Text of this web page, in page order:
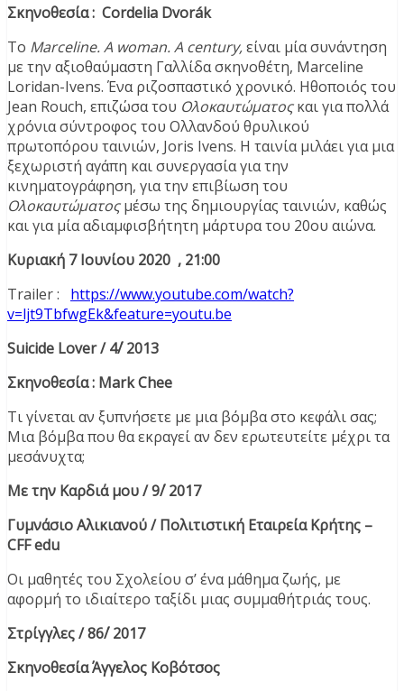
Σκηνοθεσία : Cordelia Dvorák
Το Marceline.A woman. A century,είναι μία συνάντηση
με την αξιοθαύμαστη Γαλλίδα σκηνοθέτη, Marceline
Loridan-Ivens. Ένα ριζοσπαστικό χρονικό. Ηθοποιός του
Jean Rouch, επιζώσα του Ολοκαυτώματοςκαι για πολλά
χρόνια σύντροφος του Ολλανδού θρυλικού
πρωτοπόρου ταινιών, Joris Ivens. Η ταινία μιλάει για μια
ξεχωριστή αγάπη και συνεργασία για την
κινηματογράφηση, για την επιβίωση του
Ολοκαυτώματοςμέσω της δημιουργίας ταινιών, καθώς
και για μία αδιαμφισβήτητη μάρτυρα του 20ου αιώνα.
Κυριακή 7 Ιουνίου 2020 , 21:00
Trailer : https://www.youtube.com/watch?
v=ljt9TbfwgEk&feature=youtu.be
Suicide Lover / 4΄/ 2013
Σκηνοθεσία : Mark Chee
Τι γίνεται αν ξυπνήσετε με μια βόμβα στο κεφάλι σας;
Μια βόμβα που θα εκραγεί αν δεν ερωτευτείτε μέχρι τα
μεσάνυχτα;
Με την Καρδιά μου / 9΄/ 2017
Γυμνάσιο Αλικιανού / Πολιτιστική Εταιρεία Κρήτης –
CFFedu
Οι μαθητές του Σχολείου σ’ ένα μάθημα ζωής, με
αφορμή το ιδιαίτερο ταξίδι μιας συμμαθήτριάς τους.
Στρίγγλες / 86΄/ 2017
Σκηνοθεσία Άγγελος Κοβότσος